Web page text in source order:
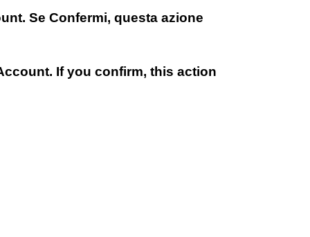
Se Confermi, questa azione
If you confirm, this action